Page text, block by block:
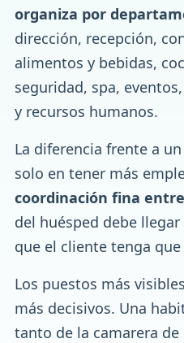
organiza por
dirección, recepción,
alimentos y bebidas,
seguridad, spa,
y recursos humanos.
La diferencia frente a
solo en tener más
coordinación fina
del huésped debe
que el cliente tenga
Los puestos más
más decisivos. Una
tanto de la camarera